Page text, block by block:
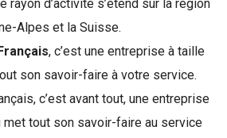
rayon d’activité s’étend sur la région
Alpes et la Suisse.
, c’est une entreprise à taille
son savoir-faire à votre service.
c’est avant tout, une entreprise
met tout son savoir-faire au service